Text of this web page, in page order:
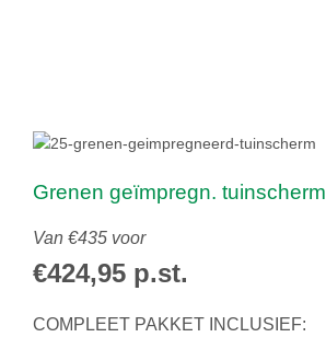
Grenen geïmpregn. tuinscherm
Van €435 voor
€424,95 p.st.
COMPLEET PAKKET INCLUSIEF: